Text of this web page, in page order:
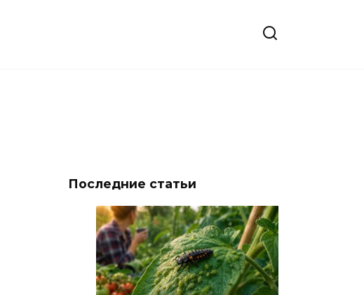
Последние статьи